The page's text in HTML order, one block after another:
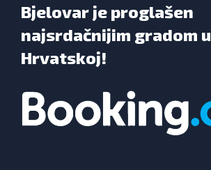
Bjelovar je proglašen
najsrdačnijim gradom u
Hrvatskoj!